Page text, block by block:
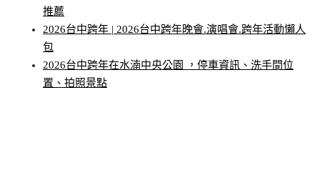
推薦
2026台中跨年 | 2026台中跨年晚會.演唱會.跨年活動懶人
包
2026台中跨年在水湳中央公園 ，停車資訊、洗手間位
置、拍照景點